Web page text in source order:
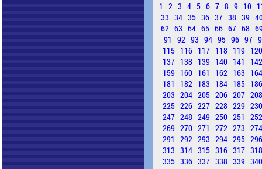
1 2 3 4 5 6 7 8 9 10
33 34 35 36 37 38 39
62 63 64 65 66 67 68
91 92 93 94 95 96 97
115 116 117 118 119
137 138 139 140 141
159 160 161 162 163
181
182 183 184 185
203 204 205 206 207
225 226 227 228 229
247 248 249 250 251
269 270 271 272 273
291 292 293 294 295
313 314 315 316 317
335 336 337 338 339